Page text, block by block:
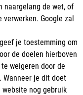
naargelang de wet, of
Google zal
je toestemming om
de doelen hierboven
weigeren door de
Wanneer je dit doet
nog gebruik